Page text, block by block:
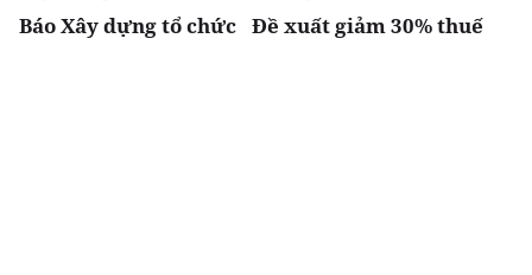
Báo Xây dựng tổ chức Đề xuất giảm 30% thuế